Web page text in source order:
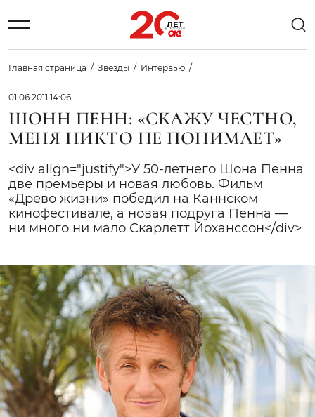
Главная страница Звезды Интервью
01.06.2011 14:06
ШОНН ПЕНН: «СКАЖУ ЧЕСТНО,
МЕНЯ НИКТО НЕ ПОНИМАЕТ»
<div align="justify">У 50-летнего Шона Пенна
две премьеры и новая любовь. Фильм
«Древо жизни» победил на Каннском
кинофестивале, а новая подруга Пенна —
ни много ни мало Скарлетт Йоханссон</div>